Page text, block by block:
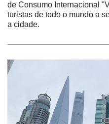
de Consumo Internacional
turistas de todo o mundo a
a cidade.